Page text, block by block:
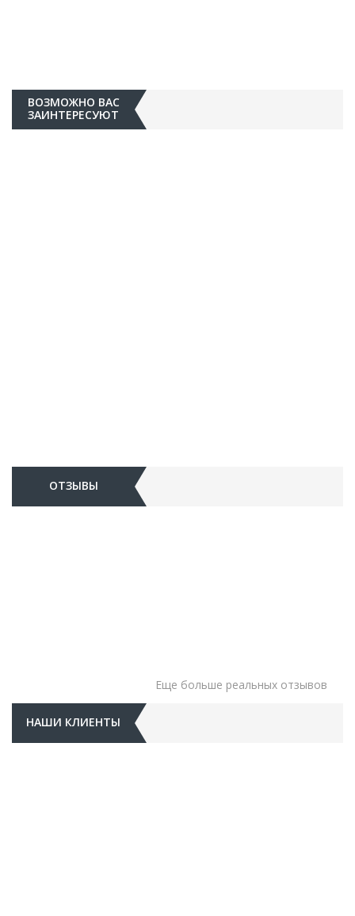
ВОЗМОЖНО ВАС
ЗАИНТЕРЕСУЮТ
ОТЗЫВЫ
Еще больше реальных отзывов
НАШИ КЛИЕНТЫ